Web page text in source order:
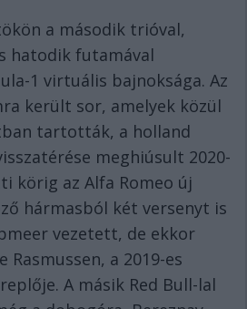
a második trióval,
hatodik futamával
1 virtuális bajnoksága. Az
került sor, amelyek közül
tartották, a holland
meghiúsult 2020-
körig az Alfa Romeo új
hármasból két versenyt is
vezetett, de ekkor
Rasmussen, a 2019-es
A másik Red Bull-lal